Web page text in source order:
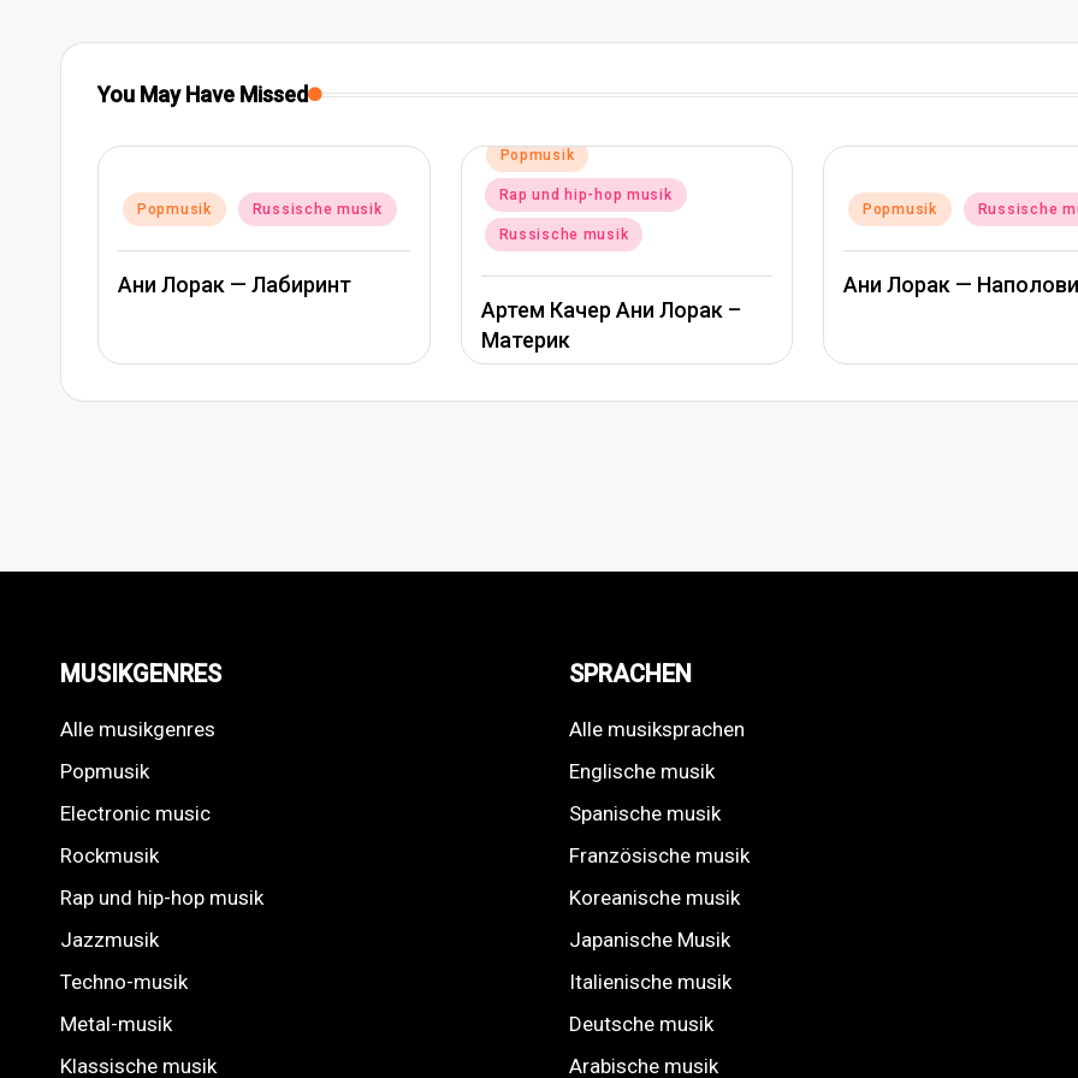
You May Have Missed
Posted
Rap und hip-hop musik
Posted
in
Popmusik Russische musik
Ани Лорак — Наполовину
Posted
in
Popmusik
Пообещай
MUSIKGENRES
Alle musikgenres
Popmusik
Electronic music
Rockmusik
Rap und hip-hop musik
Jazzmusik
Techno-musik
Metal-musik
Klassische musik
SPRACHEN
Alle musiksprachen
Englische musik
Spanische musik
Französische musik
Koreanische musik
Japanische Musik
Italienische musik
Deutsche musik
Arabische musik